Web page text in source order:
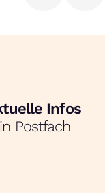
Infos
Postfach